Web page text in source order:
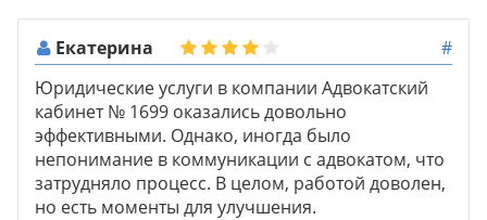
Екатерина
#
Юридические услуги в компании Адвокатский
кабинет № 1699 оказались довольно
эффективными. Однако, иногда было
непонимание в коммуникации с адвокатом, что
затрудняло процесс. В целом, работой доволен,
но есть моменты для улучшения.